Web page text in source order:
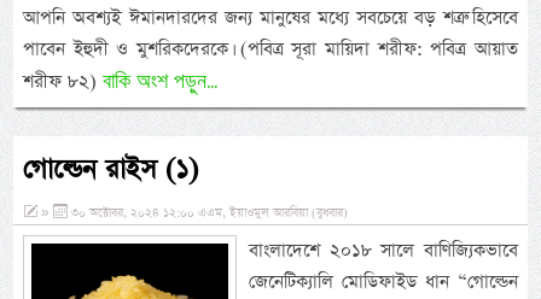
আপনি অবশ্যই ঈমানদারদের জন্য মানুষের মধ্যে সবচেয়ে বড় শত্রু হিসেবে
পাবেন ইহুদী ও মুশরিকদেরকে। (পবিত্র সূরা মায়িদা শরীফ: পবিত্র আয়াত
শরীফ ৮২)বাকি অংশ পড়ুন...
গোল্ডেন রাইস (১)
» ৩০ অক্টোবর, ২০২৪ ১২:০০ এএম, ইয়াওমুল আরবিয়া (বুধবার)
বাংলাদেশে ২০১৮ সালে বাণিজ্যিকভাবে
জেনেটিক্যালি মোডিফাইড ধান “গোল্ডেন